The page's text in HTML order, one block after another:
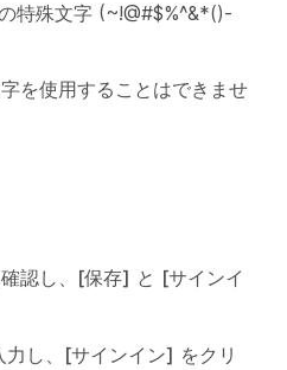
特殊文字 (~!@#$%^&*()-
を使用することはできませ
認し、 [保存] と [サインイ
し、 [サインイン] をクリ